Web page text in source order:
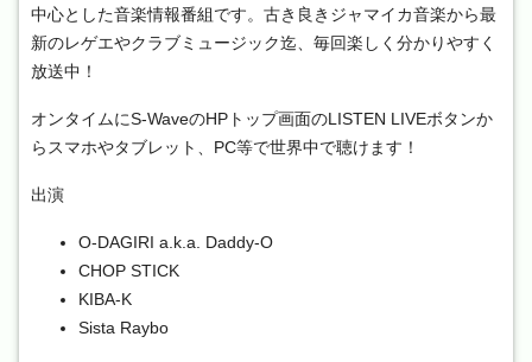
中心とした音楽情報番組です。古き良きジャマイカ音楽から最
新のレゲエやクラブミュージック迄、毎回楽しく分かりやすく
放送中！
オンタイムにS-WaveのHPトップ画面のLISTEN LIVEボタンか
らスマホやタブレット、PC等で世界中で聴けます！
出演
O-DAGIRI a.k.a. Daddy-O
CHOP STICK
KIBA-K
Sista Raybo